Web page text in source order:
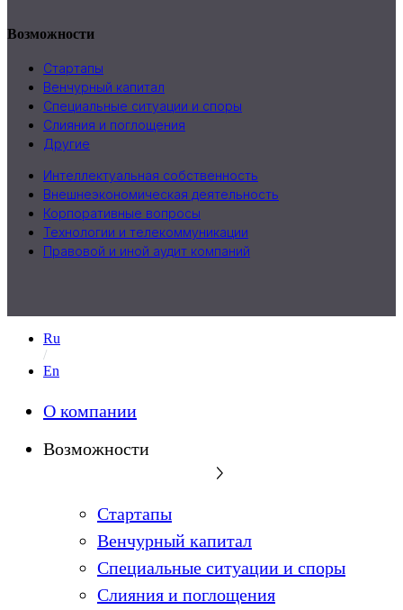
Возможности
Стартапы
Венчурный капитал
Специальные ситуации и споры
Слияния и поглощения
Другие
Интеллектуальная собственность
Внешнеэкономическая деятельность
Корпоративные вопросы
Технологии и телекоммуникации
Правовой и иной аудит компаний
Ru
En
О компании
Возможности
Стартапы
Венчурный капитал
Специальные ситуации и споры
Слияния и поглощения